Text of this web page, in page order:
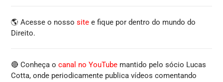
🌎 Acesse o nossosite e fique por dentro do mundo do
Direito.
🔴 Conheça ocanal no YouTube mantido pelo sócio Lucas
Cotta, onde periodicamente publica vídeos comentando